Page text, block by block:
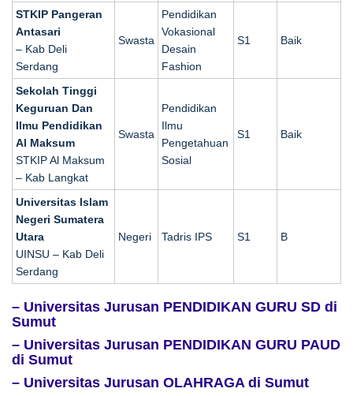
STKIP Pangeran
Antasari
– Kab Deli
Serdang
Swasta
Pendidikan
Vokasional
Desain
Fashion
S1 Baik
Sekolah Tinggi
Keguruan Dan
Ilmu Pendidikan
Al Maksum
STKIP Al Maksum
– Kab Langkat
Swasta
Pendidikan
Ilmu
Pengetahuan
Sosial
S1 Baik
Universitas Islam
Negeri Sumatera
Utara
UINSU – Kab Deli
Serdang
Negeri Tadris IPS S1 B
– Universitas Jurusan PENDIDIKAN GURU SD di
Sumut
– Universitas Jurusan PENDIDIKAN GURU PAUD
di Sumut
– Universitas Jurusan OLAHRAGA di Sumut